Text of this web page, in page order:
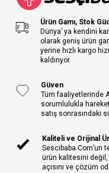
Ürün Gamı, Stok
Dünya’ ya kendini
olarak geniş ürün
yerine hızlı kargo
kaldırıyor.
Güven
Tüm faaliyetlerinde
sorumlulukla
satış sonrasındaki
Kaliteli ve Orijinal
Sescibaba.Com’un
ürün kalitesini
açısını ve çözüm